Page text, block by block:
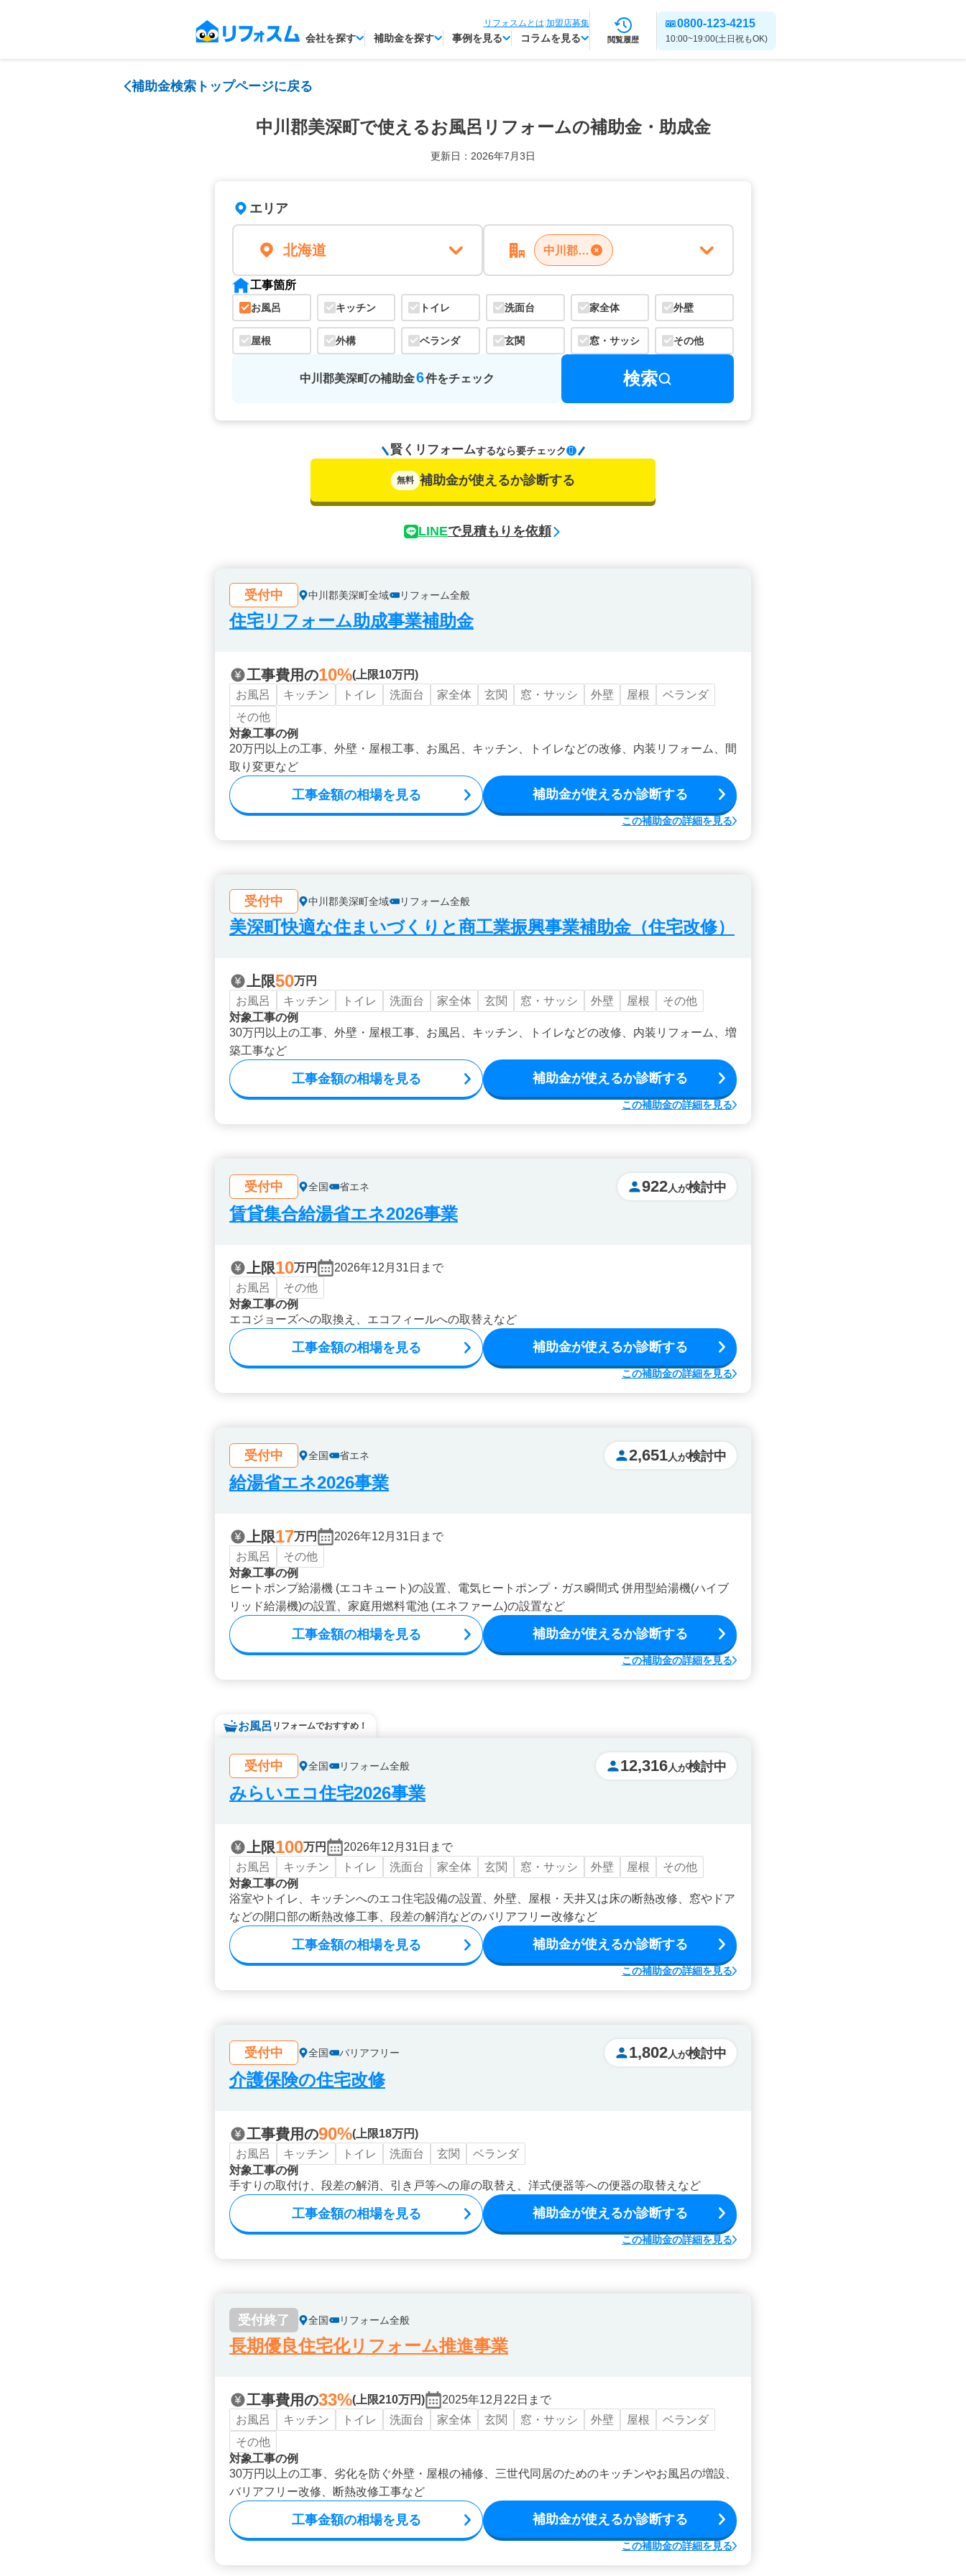
リフォスムとは|加盟店募集
会社を探す 補助金を探す 事例を見る コラムを見る 閲覧履歴
0800-123-4215
10:00~19:00(土日祝もOK)
補助金検索トップページに戻る
中川郡美深町で使えるお風呂リフォームの補助金・助成金
更新日：2026年7月3日
エリア
北海道 中川郡美深町
工事箇所
お風呂 キッチン トイレ 洗面台 家全体 外壁
屋根 外構 ベランダ 玄関 窓・サッシ その他
中川郡美深町の補助金6件をチェック 検索
賢くリフォームするなら要チェック
無料 補助金が使えるか診断する
LINEで見積もりを依頼
受付中 中川郡美深町全域 リフォーム全般
住宅リフォーム助成事業補助金
工事費用の10%(上限10万円)
お風呂
キッチン トイレ 洗面台 家全体 玄関 窓・サッシ 外壁 屋根
ベランダ
その他
対象工事の例
20万円以上の工事、外壁・屋根工事、お風呂、キッチン、トイレなどの改修、内装リフォーム、間
取り変更など
工事金額の相場を見る 補助金が使えるか診断する
この補助金の詳細を見る
受付中 中川郡美深町全域 リフォーム全般
美深町快適な住まいづくりと商工業振興事業補助金（住宅改修）
上限50万円
お風呂
キッチン トイレ 洗面台 家全体 玄関 窓・サッシ 外壁 屋根
その他
対象工事の例
30万円以上の工事、外壁・屋根工事、お風呂、キッチン、トイレなどの改修、内装リフォーム、増
築工事など
工事金額の相場を見る 補助金が使えるか診断する
この補助金の詳細を見る
受付中 全国 省エネ 922人が検討中
賃貸集合給湯省エネ2026事業
上限10万円
2026年12月31日まで
お風呂
その他
対象工事の例
エコジョーズへの取換え、エコフィールへの取替えなど
工事金額の相場を見る 補助金が使えるか診断する
この補助金の詳細を見る
受付中 全国 省エネ 2,651人が検討中
給湯省エネ2026事業
上限17万円
2026年12月31日まで
お風呂
その他
対象工事の例
ヒートポンプ給湯機 (エコキュート)の設置、電気ヒートポンプ・ガス瞬間式 併用型給湯機(ハイブ
リッド給湯機)の設置、家庭用燃料電池 (エネファーム)の設置など
工事金額の相場を見る 補助金が使えるか診断する
この補助金の詳細を見る
お風呂 リフォームでおすすめ！
受付中 全国 リフォーム全般 12,316人が検討中
みらいエコ住宅2026事業
上限100万円
2026年12月31日まで
お風呂
キッチン トイレ 洗面台 家全体 玄関 窓・サッシ 外壁 屋根
その他
対象工事の例
浴室やトイレ、キッチンへのエコ住宅設備の設置、外壁、屋根・天井又は床の断熱改修、窓やドア
などの開口部の断熱改修工事、段差の解消などのバリアフリー改修など
工事金額の相場を見る 補助金が使えるか診断する
この補助金の詳細を見る
受付中 全国 バリアフリー 1,802人が検討中
介護保険の住宅改修
工事費用の90%(上限18万円)
お風呂
キッチン トイレ 洗面台 玄関
ベランダ
対象工事の例
手すりの取付け、段差の解消、引き戸等への扉の取替え、洋式便器等への便器の取替えなど
工事金額の相場を見る 補助金が使えるか診断する
この補助金の詳細を見る
受付終了 全国 リフォーム全般
長期優良住宅化リフォーム推進事業
工事費用の33%(上限210万円)
2025年12月22日まで
お風呂
キッチン トイレ 洗面台 家全体 玄関 窓・サッシ 外壁 屋根
ベランダ
その他
対象工事の例
30万円以上の工事、劣化を防ぐ外壁・屋根の補修、三世代同居のためのキッチンやお風呂の増設、
バリアフリー改修、断熱改修工事など
工事金額の相場を見る 補助金が使えるか診断する
この補助金の詳細を見る